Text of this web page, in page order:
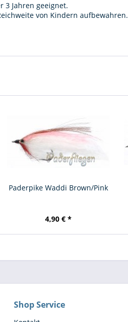
Jahren geeignet.
von Kindern aufbewahren.
Paderpike Waddi Brown/Pink
4,90 € *
Shop Service